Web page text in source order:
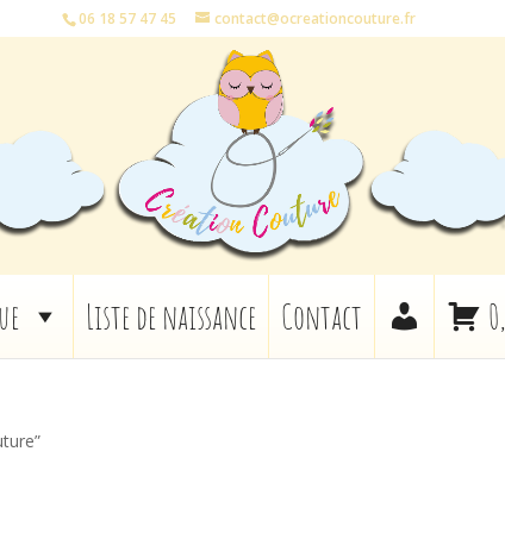
06 18 57 47 45 contact@ocreationcouture.fr
Liste de naissance Contact